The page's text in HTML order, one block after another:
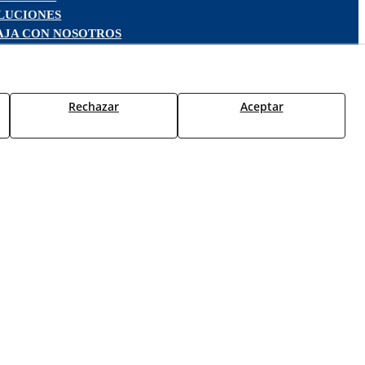
CON NOSOTROS
Rechazar Aceptar